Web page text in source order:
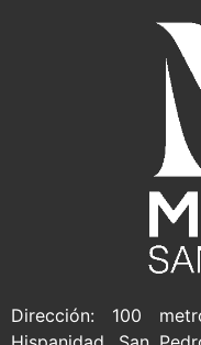
Dirección: 100